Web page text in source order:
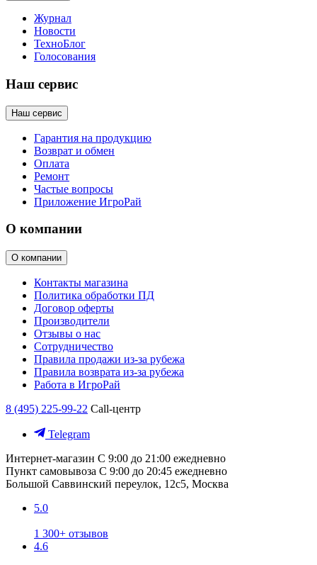
Журнал
Новости
ТехноБлог
Голосования
Наш сервис
Наш сервис
Гарантия на продукцию
Возврат и обмен
Оплата
Ремонт
Частые вопросы
Приложение ИгроРай
О компании
О компании
Контакты магазина
Политика обработки ПД
Договор оферты
Производители
Отзывы о нас
Сотрудничество
Правила продажи из-за рубежа
Правила возврата из-за рубежа
Работа в ИгроРай
8 (495) 225-99-22 Call-центр
Telegram
Интернет-магазин С 9:00 до 21:00 ежедневно
Пункт самовывоза С 9:00 до 20:45 ежедневно
Большой Саввинский переулок, 12с5, Москва
5.0
1 300+ отзывов
4.6